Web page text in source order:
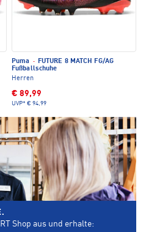
Puma ·
FUTURE 8 MATCH FG/AG
Fußballschuhe
Herren
€ 89,99
UVP* € 94,99
Shop aus und erhalte: